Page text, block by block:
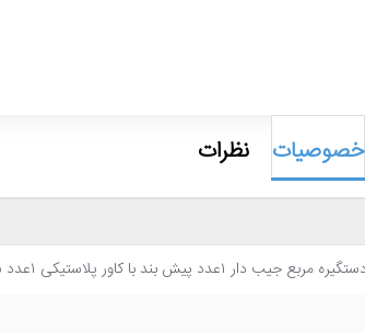
خصوصیات نظرات